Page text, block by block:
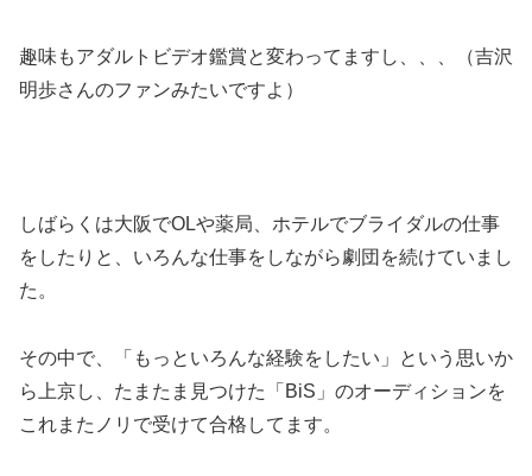
趣味もアダルトビデオ鑑賞と変わってますし、、、（吉沢
明歩さんのファンみたいですよ）
しばらくは大阪でOLや薬局、ホテルでブライダルの仕事
をしたりと、いろんな仕事をしながら劇団を続けていまし
た。
その中で、「もっといろんな経験をしたい」という思いか
ら上京し、たまたま見つけた「BiS」のオーディションを
これまたノリで受けて合格してます。